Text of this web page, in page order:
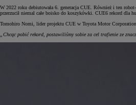
HYBRID
W 2022 roku debiutowała 6. generacja CUE. Również i ten
przerzucił niemal całe boisko do koszykówki. CUE6 rekord dla
Tomohiro Nomi, lider projektu CUE w Toyota Motor
„Chcąc pobić rekord, postawiliśmy sobie za cel trafienie ze